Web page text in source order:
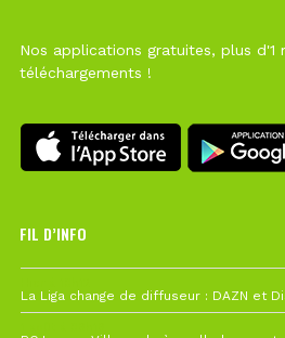
Nos applications gratuites, plus d'1
téléchargements !
FIL D’INFO